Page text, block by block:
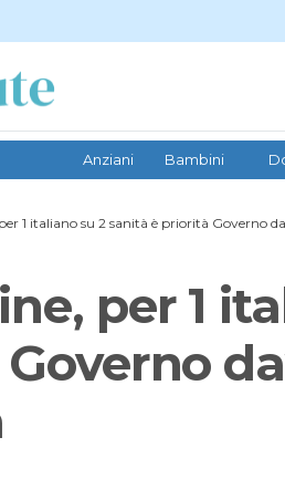
Anziani Bambini
1 italiano su 2 sanità è priorità Governo
per 1